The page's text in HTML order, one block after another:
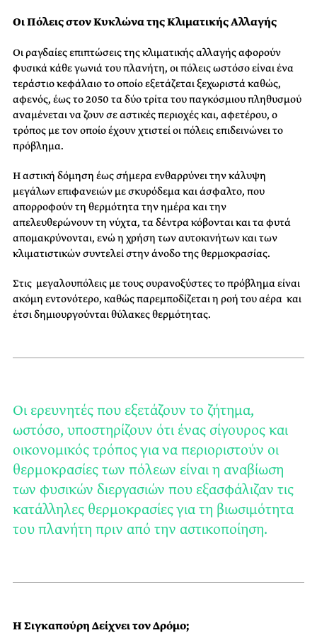
Οι Πόλεις στον Κυκλώνα της Κλιματικής Αλλαγής
Οι ραγδαίες επιπτώσεις της κλιματικής αλλαγής αφορούν
φυσικά κάθε γωνιά του πλανήτη, οι πόλεις ωστόσο είναι ένα
τεράστιο κεφάλαιο το οποίο εξετάζεται ξεχωριστά καθώς,
αφενός, έως το 2050 τα δύο τρίτα του παγκόσμιου πληθυσμού
αναμένεται να ζουν σε αστικές περιοχές και, αφετέρου, ο
τρόπος με τον οποίο έχουν χτιστεί οι πόλεις επιδεινώνει το
πρόβλημα.
Η αστική δόμηση έως σήμερα ενθαρρύνει την κάλυψη
μεγάλων επιφανειών με σκυρόδεμα και άσφαλτο, που
απορροφούν τη θερμότητα την ημέρα και την
απελευθερώνουν τη νύχτα, τα δέντρα κόβονται και τα φυτά
απομακρύνονται, ενώ η χρήση των αυτοκινήτων και των
κλιματιστικών συντελεί στην άνοδο της θερμοκρασίας.
Στις μεγαλουπόλεις με τους ουρανοξύστες το πρόβλημα είναι
ακόμη εντονότερο, καθώς παρεμποδίζεται η ροή του αέρα και
έτσι δημιουργούνται θύλακες θερμότητας.
Οι ερευνητές που εξετάζουν το ζήτημα,
ωστόσο, υποστηρίζουν ότι ένας σίγουρος και
οικονομικός τρόπος για να περιοριστούν οι
θερμοκρασίες των πόλεων είναι η αναβίωση
των φυσικών διεργασιών που εξασφάλιζαν τις
κατάλληλες θερμοκρασίες για τη βιωσιμότητα
του πλανήτη πριν από την αστικοποίηση.
Η Σιγκαπούρη Δείχνει τον Δρόμο;